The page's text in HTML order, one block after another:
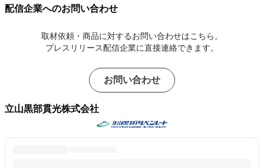
配信企業へのお問い合わせ
取材依頼・商品に対するお問い合わせはこちら。
プレスリリース配信企業に直接連絡できます。
お問い合わせ
立山黒部貫光株式会社